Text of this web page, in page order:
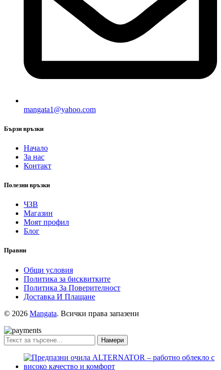
mangata1@yahoo.com
Бързи връзки
Начало
За нас
Контакт
Полезни връзки
ЧЗВ
Магазин
Моят профил
Блог
Правни
Общи условия
Политика за бисквитките
Политика За Поверителност
Доставка И Плащане
© 2026 Mangata. Всички права запазени
Намери